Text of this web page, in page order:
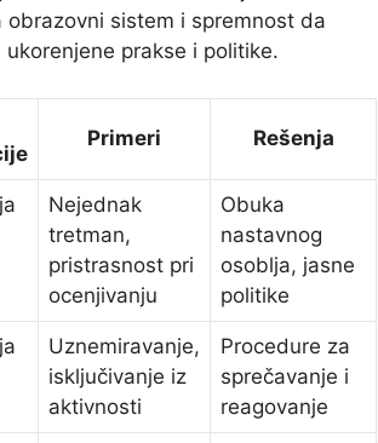
obrazovni sistem i spremnost da
ukorenjene prakse i politike.
Primeri Rešenja
Nejednak
tretman,
pristrasnost pri
ocenjivanju
Obuka
nastavnog
osoblja, jasne
politike
Uznemiravanje,
isključivanje iz
aktivnosti
Procedure za
sprečavanje i
reagovanje